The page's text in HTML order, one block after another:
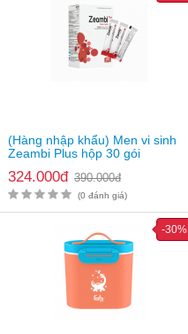
(Hàng nhập khẩu) Men vi sinh
Zeambi Plus hộp 30 gói
324.000đ 390.000đ
(0 đánh giá)
-30%